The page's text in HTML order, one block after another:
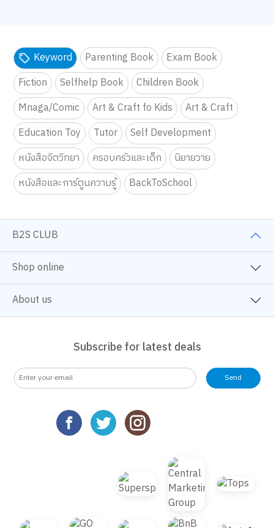
Keyword Parenting Book
Exam Book
Fiction
Selfhelp Book
Children Book
Mnaga/Comic
Art & Craft fo Kids
Art & Craft
Education Toy
Tutor
Self Development
หนังสือจิตวิทยา
ครอบครัวและเด็ก
นิยายวาย
หนังสือและการ์ตูนความรู้
BackToSchool
B2S CLUB
Shop online
About us
Subscribe for latest deals
Send
We use cookies to improve your experience and performance on our